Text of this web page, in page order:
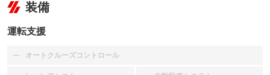
装備
運転支援
オートクルーズコントロール
：装備なし